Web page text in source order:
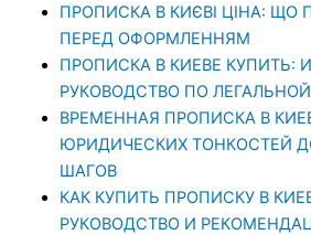
ПРОПИСКА В КИЄВІ ЦІНА: ЩО
ПЕРЕД ОФОРМЛЕННЯМ
ПРОПИСКА В КИЕВЕ КУПИТЬ:
РУКОВОДСТВО ПО
ВРЕМЕННАЯ ПРОПИСКА В
ЮРИДИЧЕСКИХ ТОНКОСТЕЙ
ШАГОВ
КАК КУПИТЬ ПРОПИСКУ В
РУКОВОДСТВО И